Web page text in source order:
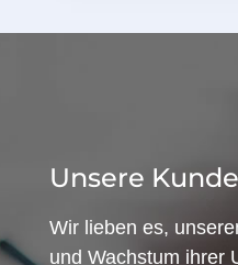
Unsere
Wir lieben es,
und Wachstum ihrer